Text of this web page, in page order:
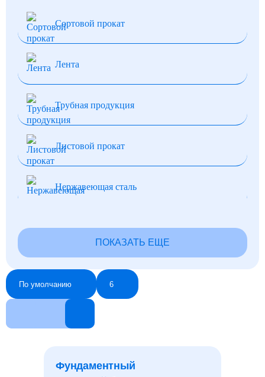
Сортовой прокат
Лента
Трубная продукция
Листовой прокат
Нержавеющая сталь
Нихром и фехраль
Фольга
ПОКАЗАТЬ ЕЩЕ
По умолчанию 6
Фундаментный